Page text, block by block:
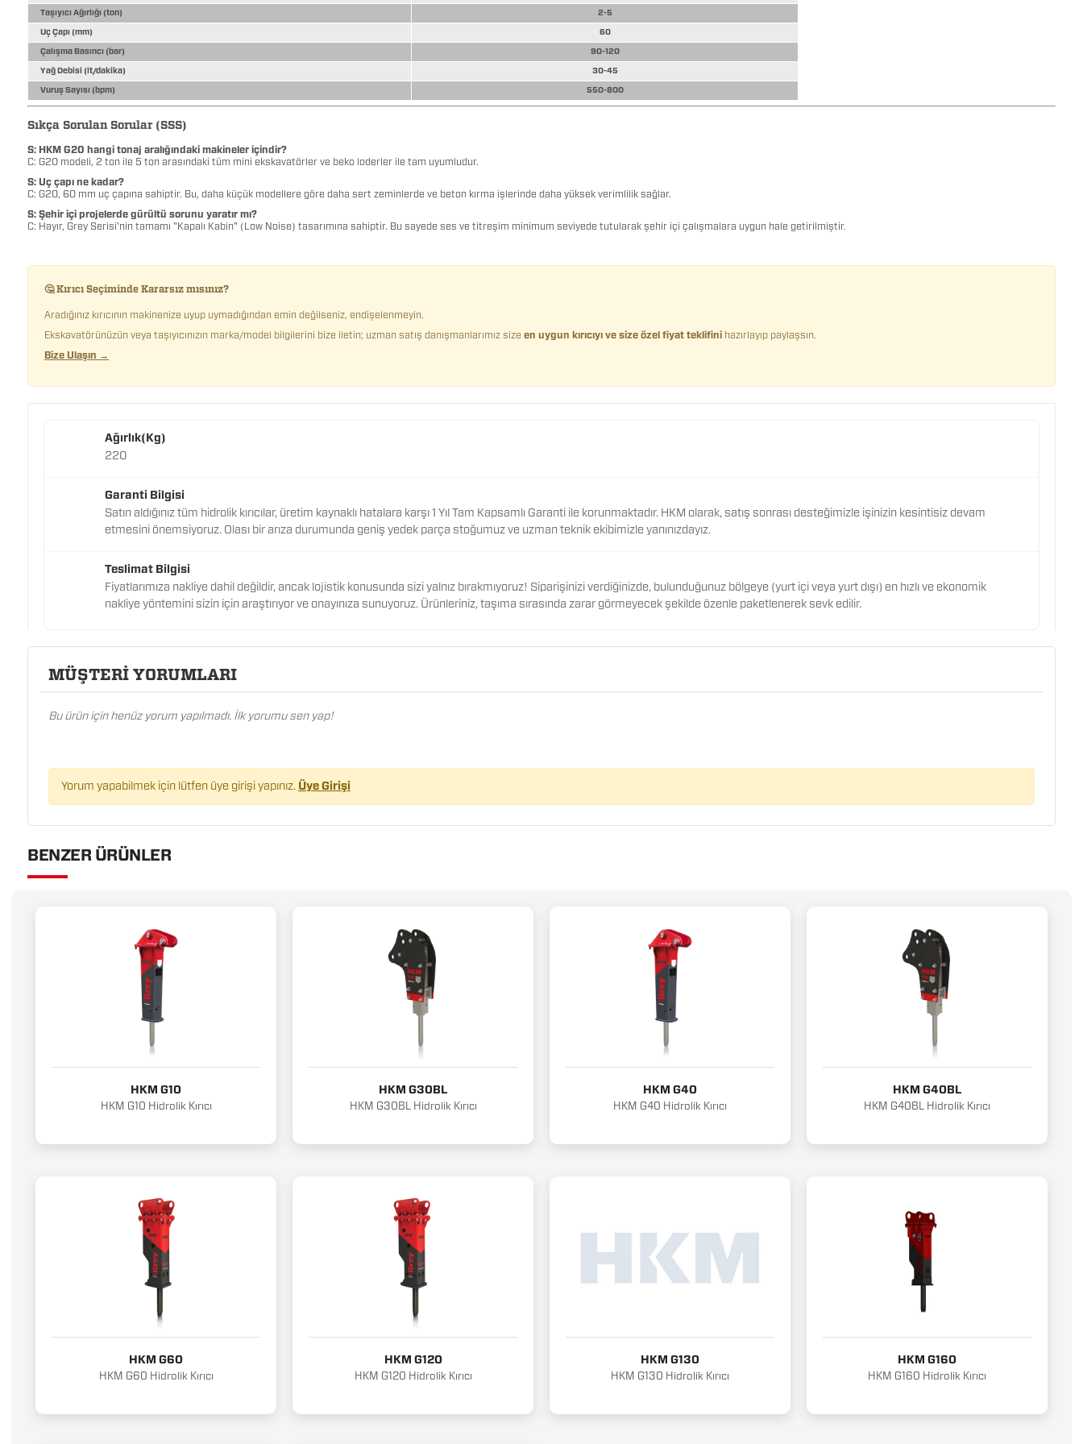
Taşıyıcı Ağırlığı (ton) 2-5
Uç Çapı (mm) 60
Çalışma Basıncı (bar) 90-120
Yağ Debisi (lt/dakika) 30-45
Vuruş Sayısı (bpm) 550-800
Sıkça Sorulan Sorular (SSS)
S: HKM G20 hangi tonaj aralığındaki makineler içindir?
C: G20 modeli, 2 ton ile 5 ton arasındaki tüm mini ekskavatörler ve beko loderler ile tam uyumludur.
S: Uç çapı ne kadar?
C: G20, 60 mm uç çapına sahiptir. Bu, daha küçük modellere göre daha sert zeminlerde ve beton kırma işlerinde daha yüksek verimlilik sağlar.
S: Şehir içi projelerde gürültü sorunu yaratır mı?
C: Hayır, Grey Serisi'nin tamamı "Kapalı Kabin" (Low Noise) tasarımına sahiptir. Bu sayede ses ve titreşim minimum seviyede tutularak şehir içi çalışmalara uygun hale getirilmiştir.
🤔 Kırıcı Seçiminde Kararsız mısınız?
Aradığınız kırıcının makinenize uyup uymadığından emin değilseniz, endişelenmeyin.
Ekskavatörünüzün veya taşıyıcınızın marka/model bilgilerini bize iletin; uzman satış danışmanlarımız size en uygun kırıcıyı ve size özel fiyat teklifini hazırlayıp paylaşsın.
Bize Ulaşın →
Ağırlık(Kg)
220
Garanti Bilgisi
Satın aldığınız tüm hidrolik kırıcılar, üretim kaynaklı hatalara karşı 1 Yıl Tam Kapsamlı Garanti ile korunmaktadır. HKM olarak, satış sonrası desteğimizle işinizin kesintisiz devam
etmesini önemsiyoruz. Olası bir arıza durumunda geniş yedek parça stoğumuz ve uzman teknik ekibimizle yanınızdayız.
Teslimat Bilgisi
Fiyatlarımıza nakliye dahil değildir, ancak lojistik konusunda sizi yalnız bırakmıyoruz! Siparişinizi verdiğinizde, bulunduğunuz bölgeye (yurt içi veya yurt dışı) en hızlı ve ekonomik
nakliye yöntemini sizin için araştırıyor ve onayınıza sunuyoruz. Ürünleriniz, taşıma sırasında zarar görmeyecek şekilde özenle paketlenerek sevk edilir.
MÜŞTERİ YORUMLARI
Bu ürün için henüz yorum yapılmadı. İlk yorumu sen yap!
Yorum yapabilmek için lütfen üye girişi yapınız. Üye Girişi
BENZER ÜRÜNLER
HKM G10
HKM G10 Hidrolik Kırıcı
HKM G30BL
HKM G30BL Hidrolik Kırıcı
HKM G40
HKM G40 Hidrolik Kırıcı
HKM G40BL
HKM G40BL Hidrolik Kırıcı
HKM G60
HKM G60 Hidrolik Kırıcı
HKM G120
HKM G120 Hidrolik Kırıcı
HKM G130
HKM G130 Hidrolik Kırıcı
HKM G160
HKM G160 Hidrolik Kırıcı